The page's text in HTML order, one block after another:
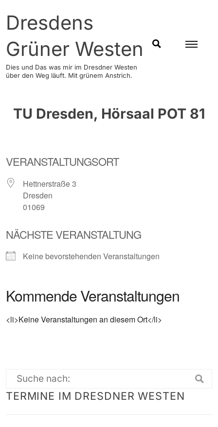
content
Dresdens
Grüner Westen
Dies und Das was mir im Dresdner Westen
über den Weg läuft. Mit grünem Anstrich.
SUCHEN
TU Dresden, Hörsaal POT 81
VERANSTALTUNGSORT
Hettnerstraße 3
Dresden
01069
NÄCHSTE VERANSTALTUNG
Keine bevorstehenden Veranstaltungen
Kommende Veranstaltungen
<li>Keine Veranstaltungen an diesem Ort</li>
Suche
nach:
TERMINE IM DRESDNER WESTEN